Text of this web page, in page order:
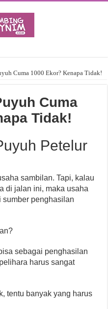
Cuma 1000 Ekor? Kenapa Tidak!
Cuma
Tidak!
Petelur
sambilan. Tapi, kalau
di jalan ini, maka usaha
penghasilan
sebagai penghasilan
harus sangat
tentu banyak yang harus